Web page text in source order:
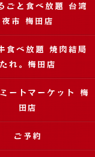
ごと食べ放題 台湾
夜市 梅田店
食べ放題 焼肉結局
たれ。梅田店
ートマーケット 梅
田店
ご予約